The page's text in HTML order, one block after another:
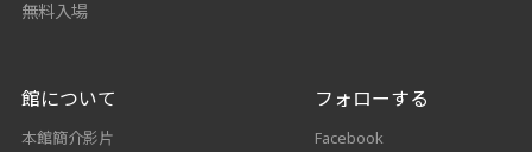
無料入場
館について
本館簡介影片
フォローする
Facebook